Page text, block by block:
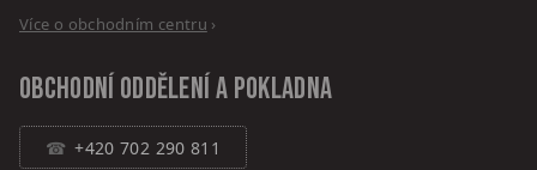
Více o obchodním centru ›
Obchodní oddělení a pokladna
+420 702 290 811